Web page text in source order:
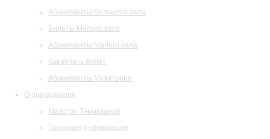
Абонементы Большого зала
Билеты Малого зала
Абонементы Малого зала
Как купить билет
Абонементы Музитория
О филармонии
Маэстро Темирканов
Правовая информация